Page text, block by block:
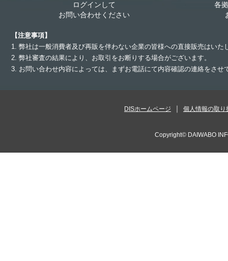
ログインして
お問い合わせください
各
【注意事項】
1. 弊社は一般消費者及び再販を伴わない企業の皆様への直接販売はいた
2. 弊社審査の結果により、お取引をお断りする場合がございます。
3. お問い合わせ内容によっては、まずお電話にて内容確認の連絡をさ
DISホームページ 個人情報の取り
Copyright© DAIWABO